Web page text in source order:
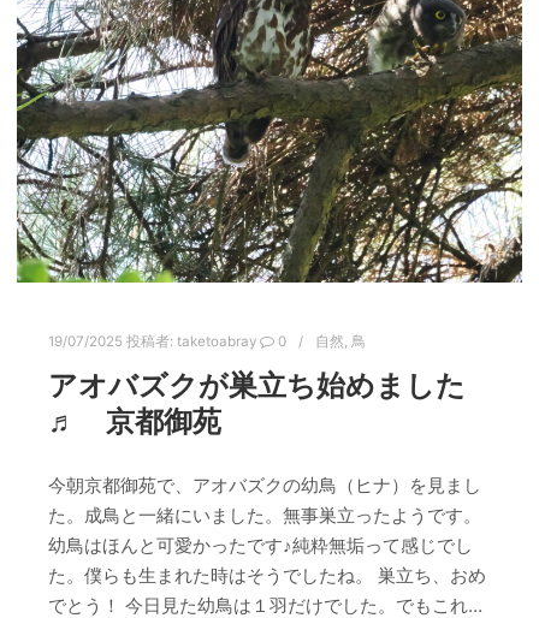
19/07/2025 投稿者: taketoabray 0 自然, 鳥
アオバズクが巣立ち始めました
♬ 京都御苑
今朝京都御苑で、アオバズクの幼鳥（ヒナ）を見まし
た。成鳥と一緒にいました。無事巣立ったようです。
幼鳥はほんと可愛かったです♪純粋無垢って感じでし
た。僕らも生まれた時はそうでしたね。 巣立ち、おめ
でとう！ 今日見た幼鳥は１羽だけでした。でもこれ…